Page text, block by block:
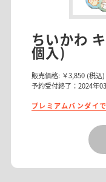
ちいかわ
個入)
販売価格: ￥3,850 (税込)
予約受付終了：2024年
プレミアムバンダイ